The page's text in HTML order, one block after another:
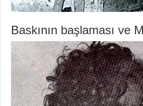
Baskının başlaması ve